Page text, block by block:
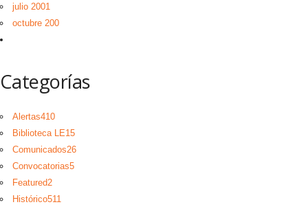
julio 2001
octubre 200
Categorías
Alertas410
Biblioteca LE15
Comunicados26
Convocatorias5
Featured2
Histórico511